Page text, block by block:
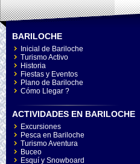
BARILOCHE
Inicial de Bariloche
Turismo Activo
Historia
Fiestas y Eventos
Plano de Bariloche
Cómo Llegar ?
ACTIVIDADES EN BARILOCHE
Excursiones
Pesca en Bariloche
Turismo Aventura
Buceo
Esquí y Snowboard